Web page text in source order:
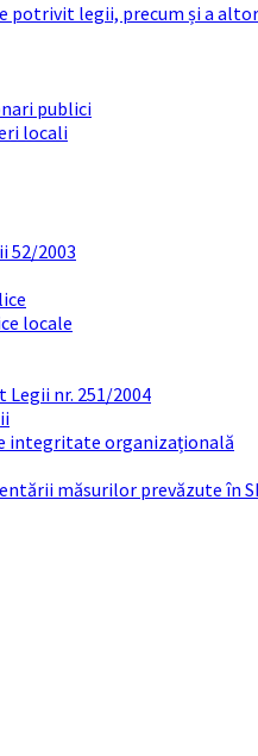
legii, precum și a
publici
locali
52/2003
locale
nr. 251/2004
integritate organizațională
măsurilor prevăzute în